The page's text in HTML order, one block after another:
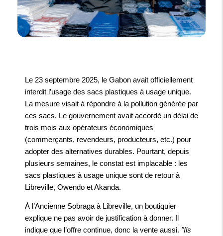
Le 23 septembre 2025, le Gabon avait officiellement
interdit l’usage des sacs plastiques à usage unique.
La mesure visait à répondre à la pollution générée par
ces sacs. Le gouvernement avait accordé un délai de
trois mois aux opérateurs économiques
(commerçants, revendeurs, producteurs, etc.) pour
adopter des alternatives durables. Pourtant, depuis
plusieurs semaines, le constat est implacable : les
sacs plastiques à usage unique sont de retour à
Libreville, Owendo et Akanda.
À l’Ancienne Sobraga à Libreville, un boutiquier
explique ne pas avoir de justification à donner. Il
indique que l’offre continue, donc la vente aussi. "Ils